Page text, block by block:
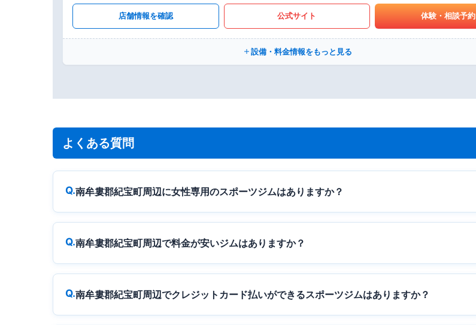
店舗情報を確認 公式サイト 体験・相談予約
設備・料金情報をもっと見る
よくある質問
南牟婁郡紀宝町周辺に女性専用のスポーツジムはありますか？
南牟婁郡紀宝町周辺で料金が安いジムはありますか？
南牟婁郡紀宝町周辺でクレジットカード払いができるスポーツジムはありますか？